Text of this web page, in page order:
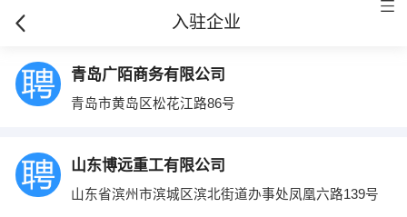
入驻企业
青岛广陌商务有限公司
青岛市黄岛区松花江路86号
山东博远重工有限公司
山东省滨州市滨城区滨北街道办事处凤凰六路139号